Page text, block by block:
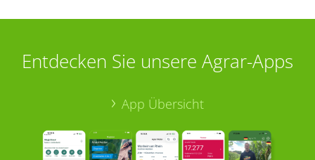
Entdecken Sie unsere Agrar-Apps
App Übersicht